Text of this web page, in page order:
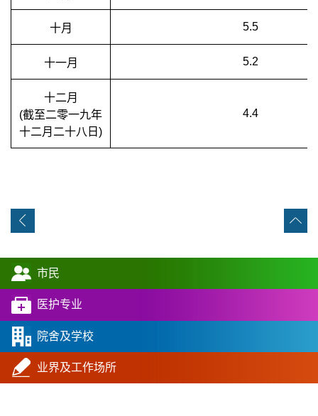
十月 5.5
十一月 5.2
十二月
(截至二零一九年
十二月二十八日)
4.4
市民
医护专业
院舍及学校
业界及工作场所